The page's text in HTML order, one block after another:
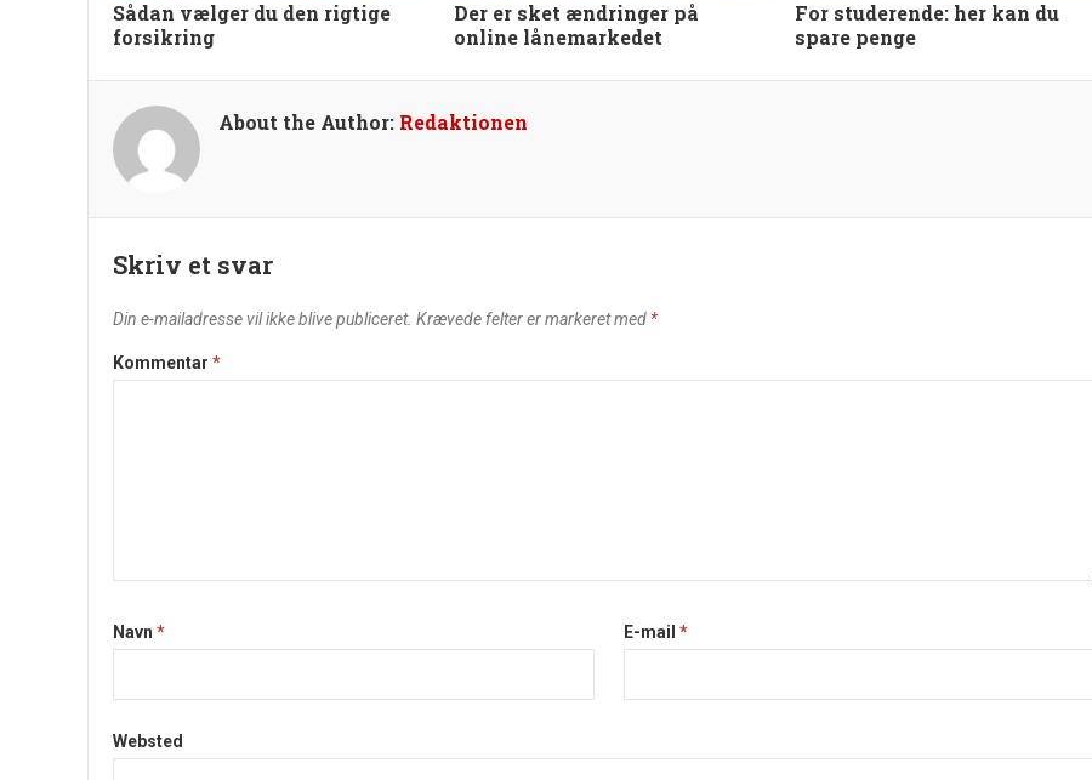
Sådan vælger du den rigtige
forsikring
Der er sket ændringer på
online lånemarkedet
For studerende: her kan du
spare penge
About the Author: Redaktionen
Skriv et svar
Din e-mailadresse vil ikke blive publiceret. Krævede felter er markeret med *
Kommentar *
Navn * E-mail*
Websted